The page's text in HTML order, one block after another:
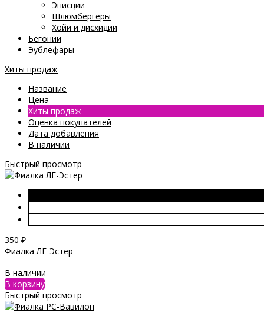
Эписции
Шлюмбергеры
Хойи и дисхидии
Бегонии
Эублефары
Хиты продаж
Название
Цена
Хиты продаж
Оценка покупателей
Дата добавления
В наличии
Быстрый просмотр
350 ₽
Фиалка ЛЕ-Эстер
В наличии
В корзину
Быстрый просмотр